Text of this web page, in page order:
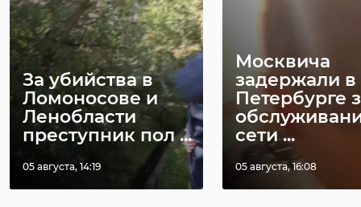
За убийства в
Ломоносове и
Ленобласти
преступник пол ...
05 августа, 14:19
Москвича
задержали в
Петербурге
сети ...
05 августа, 16:08